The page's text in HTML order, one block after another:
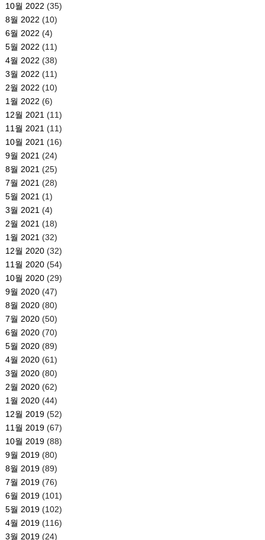
10월 2022 (35)
8월 2022 (10)
6월 2022 (4)
5월 2022 (11)
4월 2022 (38)
3월 2022 (11)
2월 2022 (10)
1월 2022 (6)
12월 2021 (11)
11월 2021 (11)
10월 2021 (16)
9월 2021 (24)
8월 2021 (25)
7월 2021 (28)
5월 2021 (1)
3월 2021 (4)
2월 2021 (18)
1월 2021 (32)
12월 2020(32)
11월 2020(54)
10월 2020(29)
9월 2020(47)
8월 2020(80)
7월 2020(50)
6월 2020(70)
5월 2020(89)
4월 2020(61)
3월 2020(80)
2월 2020(62)
1월 2020(44)
12월 2019(52)
11월 2019(67)
10월 2019(88)
9월 2019(80)
8월 2019(89)
7월 2019(76)
6월 2019(101)
5월 2019(102)
4월 2019(116)
3월 2019(24)